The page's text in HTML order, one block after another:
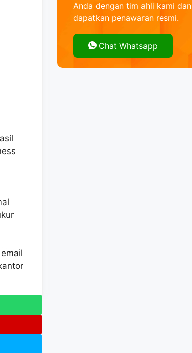
Anda dengan tim ahli kami dan
dapatkan penawaran resmi.
Chat Whatsapp